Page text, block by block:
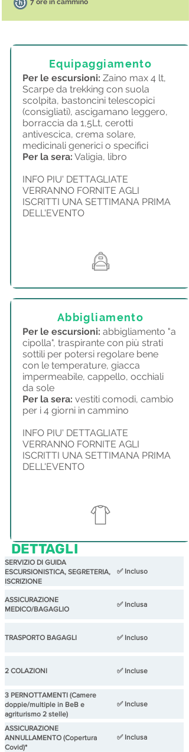
7 ore in cammino
Equipaggiamento
Per le escursioni: Zaino max 4 lt,
Scarpe da trekking con suola
scolpita, bastoncini telescopici
(consigliati), ascigamano leggero,
borraccia da 1,5Lt, cerotti
antivescica, crema solare,
medicinali generici o specifici
Per la sera: Valigia, libro
INFO PIU' DETTAGLIATE
VERRANNO FORNITE AGLI
ISCRITTI UNA SETTIMANA PRIMA
DELL'EVENTO
Abbigliamento
Per le escursioni: abbigliamento "a
cipolla", traspirante con più strati
sottili per potersi regolare bene
con le temperature, giacca
impermeabile, cappello, occhiali
da sole
Per la sera: vestiti comodi, cambio
per i 4 giorni in cammino
INFO PIU' DETTAGLIATE
VERRANNO FORNITE AGLI
ISCRITTI UNA SETTIMANA PRIMA
DELL'EVENTO
DETTAGLI
SERVIZIO DI GUIDA
ESCURSIONISTICA, SEGRETERIA,
ISCRIZIONE
✅ Incluso
ASSICURAZIONE
MEDICO/BAGAGLIO
✅ Inclusa
TRASPORTO BAGAGLI ✅ Incluso
2 COLAZIONI ✅ Incluse
3 PERNOTTAMENTI (Camere
doppie/multiple in BeB e
agriturismo 2 stelle)
✅ Incluse
ASSICURAZIONE
ANNULLAMENTO (Copertura
Covid)*
✅ Inclusa